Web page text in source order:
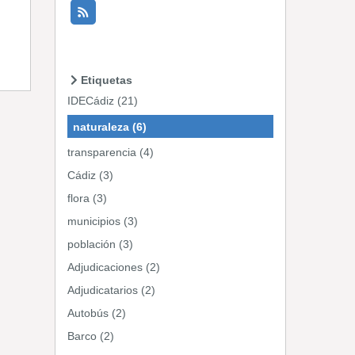
Etiquetas
IDECádiz (21)
naturaleza (6)
transparencia (4)
Cádiz (3)
flora (3)
municipios (3)
población (3)
Adjudicaciones (2)
Adjudicatarios (2)
Autobús (2)
Barco (2)